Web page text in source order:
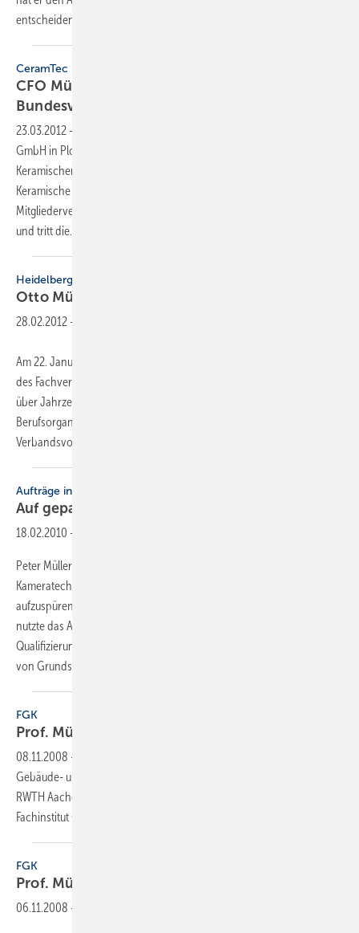
entscheidend geprägt. Mit gutem Gespür für die Bedürfnisse
CeramTec
CFO Müller wird Vorsitzender im
Bundesverband
23.03.2012 -
GmbH in Plochingen und Vorsitzender des Verbands der
Keramischen Industrie, ist neuer Vorsitzender des Bundesverbandes
Keramische Industrie. Der 54-Jährige wurde von der
Mitgliederversammlung zum Vorsitzenden des Präsidiums gewählt
und trittdie...
Heidelberg
Otto Müller
28.02.2012 -
Am 22. Januar ist Otto Müller aus Heidelberg, Ehrenvorstandsmitglied
des Fachverbandes, im Alter von 90 Jahren gestorben. Müller hat sich
über Jahrzehnte hinweg mit hohem Einsatz in der SHK-
Berufsorganisation engagiert. Von 1969 bis 1984 hat er dem
Verbandsvorstand angehört, wobei er von
Aufträge in der Warteschleife
Auf gepackten
18.02.2010 -
Peter Müllers Gesellen im norddeutschen Thumby wissen die
Kameratechnik einzusetzen, um Störungen in der Entwässerung
aufzuspüren. Der zweifache Meister will den Bereich ausbauen und
nutzte das Angebot des Landesverbandes Schleswig-Holstein für die
Qualifizierung zum „Fachbetrieb für Inspektion und Dichtheitsprüfung
von Grundstücksentwässerungen“.
FGK
Prof. Müller neuer
08.11.2008 -
Gebäude- und Raumklimatik am E.ON Energieforschungszentrum der
RWTH Aachen, ist neuer Vorsitzender der Fachkommission im
Fachinstitut Gebäude-Klima
FGK
Prof. Müller neuer
06.11.2008 -